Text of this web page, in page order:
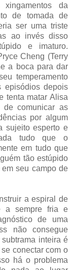
da
de tomada de
ser uma triste
ao invés disso
e imaturo.
Cheng (Terry
a boca para dar
temperamento
episódios depois
tenta matar Alisa
comunicar as
por algum
sujeito esperto e
tudo que o
em tudo que
tão estúpido
seu campo de
a espiral de
a sempre fria e
de uma
não consegue
inteira é
conectar com o
há o problema